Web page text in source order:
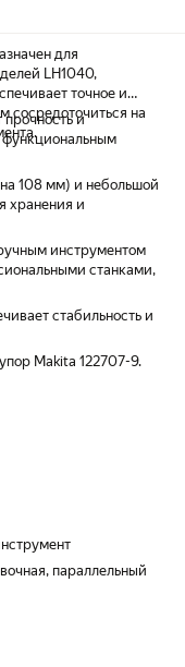
для
LH1040,
точное и
сосредоточиться на
прочность и
функциональным
108 мм) и небольшой
хранения и
инструментом
станками,
стабильность и
Makita 122707-9.
параллельный